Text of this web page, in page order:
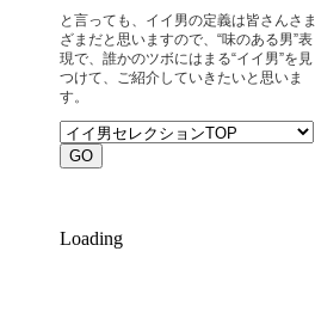
と言っても、イイ男の定義は皆さんさま
ざまだと思いますので、“味のある男”表
現で、誰かのツボにはまる“イイ男”を見
つけて、ご紹介していきたいと思いま
す。
Loading